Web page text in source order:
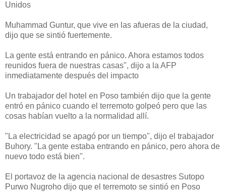
Unidos
Muhammad Guntur, que vive en las afueras de la ciudad,
dijo que se sintió fuertemente.
La gente está entrando en pánico. Ahora estamos todos
reunidos fuera de nuestras casas", dijo a la AFP
inmediatamente después del impacto
Un trabajador del hotel en Poso también dijo que la gente
entró en pánico cuando el terremoto golpeó pero que las
cosas habían vuelto a la normalidad allí.
"La electricidad se apagó por un tiempo", dijo el trabajador
Buhory. "La gente estaba entrando en pánico, pero ahora de
nuevo todo está bien".
El portavoz de la agencia nacional de desastres Sutopo
Purwo Nugroho dijo que el terremoto se sintió en Poso